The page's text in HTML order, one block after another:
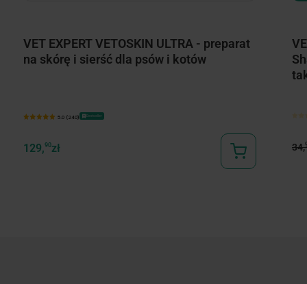
VET EXPERT VETOSKIN ULTRA - preparat
na skórę i sierść dla psów i kotów
5.0 (240) Bestseller
129,90zł 34,